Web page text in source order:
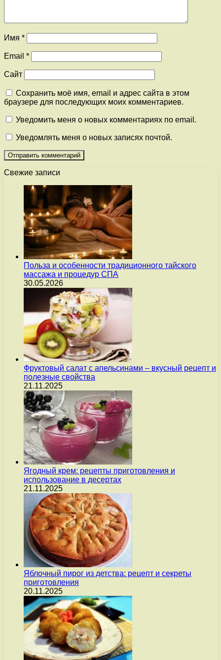
Имя *
Email *
Сайт
Сохранить моё имя, email и адрес сайта в этом
браузере для последующих моих комментариев.
Уведомить меня о новых комментариях по email.
Уведомлять меня о новых записях почтой.
Свежие записи
Польза и особенности традиционного тайского
массажа и процедур СПА
30.05.2026
Фруктовый салат с апельсинами – вкусный рецепт и
полезные свойства
21.11.2025
Ягодный крем: рецепты приготовления и
использование в десертах
21.11.2025
Яблочный пирог из детства: рецепт и секреты
приготовления
20.11.2025